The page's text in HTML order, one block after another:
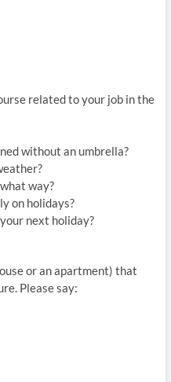
related to your job in the
without an umbrella?
way?
on holidays?
next holiday?
or an apartment) that
Please say: